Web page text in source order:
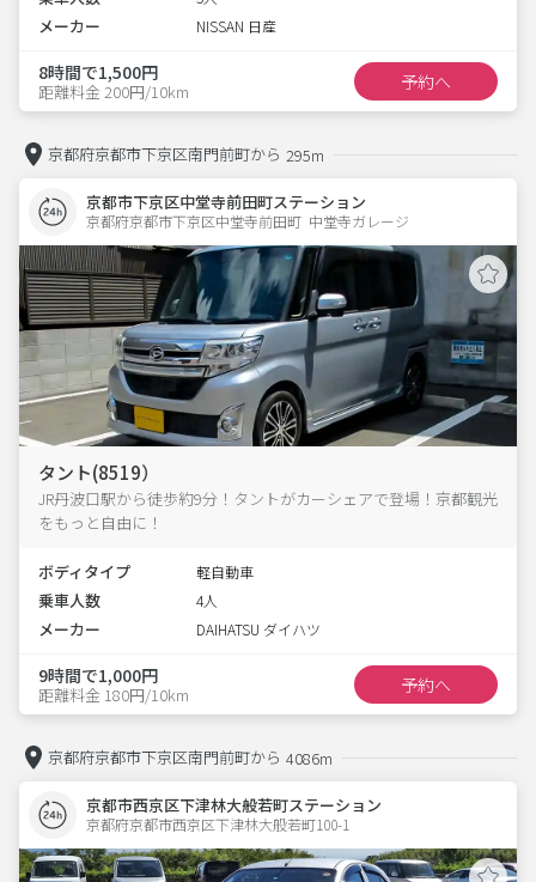
メーカー NISSAN 日産
8時間で1,500円
距離料金 200円/10km 予約へ
京都府京都市下京区南門前町から 295m
京都市下京区中堂寺前田町ステーション
京都府京都市下京区中堂寺前田町  中堂寺ガレージ
タント(8519）
JR丹波口駅から徒歩約9分！タントがカーシェアで登場！京都観光
をもっと自由に！
ボディタイプ 軽自動車
乗車人数 4人
メーカー DAIHATSU ダイハツ
9時間で1,000円
距離料金 180円/10km 予約へ
京都府京都市下京区南門前町から 4086m
京都市西京区下津林大般若町ステーション
京都府京都市西京区下津林大般若町100-1